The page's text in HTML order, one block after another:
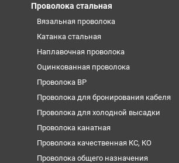
Проволока стальная
Вязальная проволока
Катанка стальная
Наплавочная проволока
Оцинкованная проволока
Проволока ВР
Проволока для бронирования кабеля
Проволока для холодной высадки
Проволока канатная
Проволока качественная КС, КО
Проволока общего назначения